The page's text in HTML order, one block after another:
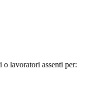
o lavoratori assenti per: